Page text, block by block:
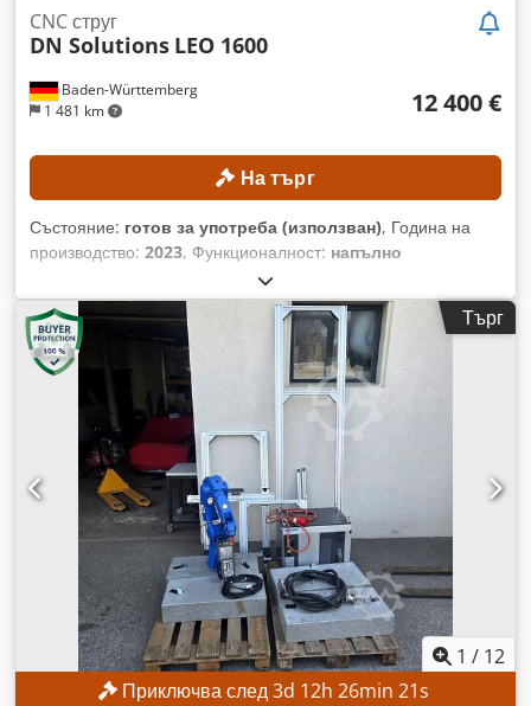
Baden-Württemberg
1 481 km
CNC струг
DN Solutions LEO 1600
12 400 €
На търг
Състояние: готов за употреба (използван), Година на
производство: 2023, Функционалност: напълно
, дължина на струговане:
диаметър на струговане:300 мм, отвор шпиндела:52 мм,
максимална скорост на вретеното:4 500 об/мин
, модел на
контролер:
FANUC CNC
, Машината може да бъде огледана
по предварителна уговорка, като се предвиди срок от три
дни. ТЕХНИЧЕСКИ ДАННИ Максимален диаметър на
струговане: приблизително 300 мм Максимална дължина
на струговане: приблизително 300 мм Диаметър на отвора
на шпиндела: приблизително 52 мм Максимална скорост
на главния шпиндел: 4500 об./мин Револверна глава за
инструменти: 12 станции ДЕТАЙЛИ ЗА МАШИНАТА
Управление: FANUC CNC Тегло на машината:
приблизително 2200 кг Работни часове: приблизително
6458 ч. Credpfx Amjznb Ntskjf Часове работа на шпиндела:
приблизително 4300 ч. Напрежение: AC 380 V (с или без
трансформатор) Номинална мощност: 14,97 kVA
Номинален ток при пълно натоварване: 22,74 A Капацитет
на прекъсване: 5 kA Капацитет при късо съединение: 10 kA
Търг
1 / 12
Приключва след3d 12h 26min 18s